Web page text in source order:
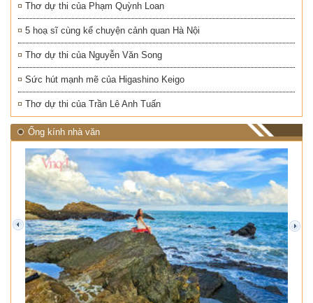
Thơ dự thi của Phạm Quỳnh Loan
5 hoạ sĩ cùng kể chuyện cảnh quan Hà Nội
Thơ dự thi của Nguyễn Văn Song
Sức hút mạnh mẽ của Higashino Keigo
Thơ dự thi của Trần Lê Anh Tuấn
Ống kính nhà văn
prev next